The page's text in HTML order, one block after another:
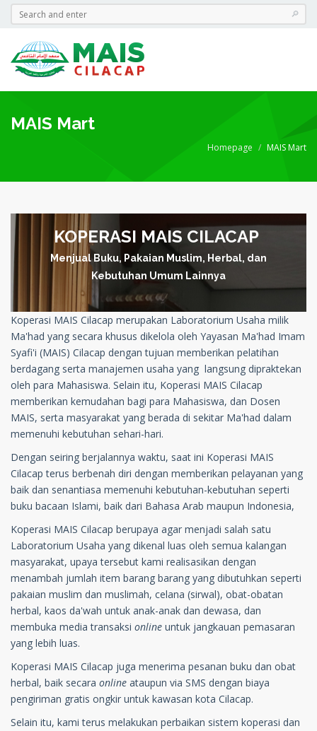
MAIS Mart
Homepage MAIS Mart
KOPERASI MAIS CILACAP
Menjual Buku, Pakaian Muslim, Herbal, dan
Kebutuhan Umum Lainnya
Koperasi MAIS Cilacap merupakan Laboratorium Usaha milik
Ma'had yang secara khusus dikelola oleh Yayasan Ma'had Imam
Syafi'i (MAIS) Cilacap dengan tujuan memberikan pelatihan
berdagang serta manajemen usaha yang langsung dipraktekan
oleh para Mahasiswa. Selain itu, Koperasi MAIS Cilacap
memberikan kemudahan bagi para Mahasiswa, dan Dosen
MAIS, serta masyarakat yang berada di sekitar Ma'had dalam
memenuhi kebutuhan sehari-hari.
Dengan seiring berjalannya waktu, saat ini Koperasi MAIS
Cilacap terus berbenah diri dengan memberikan pelayanan yang
baik dan senantiasa memenuhi kebutuhan-kebutuhan seperti
buku bacaan Islami, baik dari Bahasa Arab maupun Indonesia,
Koperasi MAIS Cilacap berupaya agar menjadi salah satu
Laboratorium Usaha yang dikenal luas oleh semua kalangan
masyarakat, upaya tersebut kami realisasikan dengan
menambah jumlah item barang barang yang dibutuhkan seperti
pakaian muslim dan muslimah, celana (sirwal), obat-obatan
herbal, kaos da'wah untuk anak-anak dan dewasa, dan
membuka media transaksi online untuk jangkauan pemasaran
yang lebih luas.
Koperasi MAIS Cilacap juga menerima pesanan buku dan obat
herbal, baik secara online ataupun via SMS dengan biaya
pengiriman gratis ongkir untuk kawasan kota Cilacap.
Selain itu, kami terus melakukan perbaikan sistem koperasi dan